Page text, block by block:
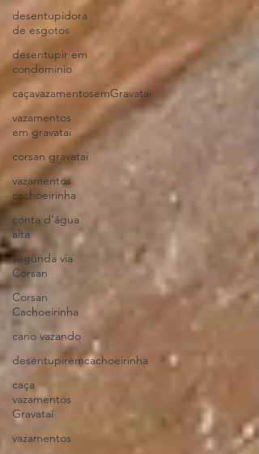
desentupidora
de esgotos
desentupir em
condominio
caçavazamentosemGravatai
vazamentos
em gravatai
corsan gravatai
vazamentos
cachoeirinha
conta d'água
alta
segunda via
Corsan
Corsan
Cachoeirinha
cano vazando
desentupiremcachoeirinha
caça
vazamentos
Gravataí
vazamentos